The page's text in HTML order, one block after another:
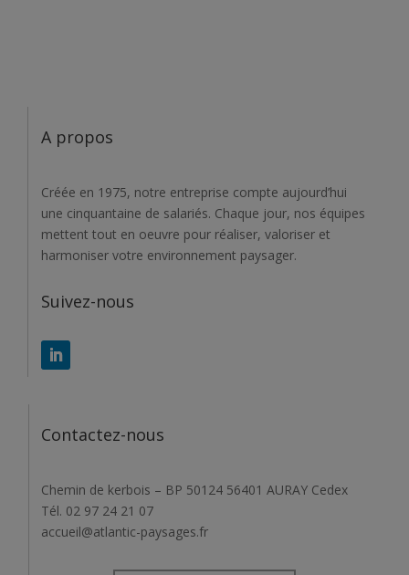
A propos
Créée en 1975, notre entreprise compte aujourd’hui
une cinquantaine de salariés. Chaque jour, nos équipes
mettent tout en oeuvre pour réaliser, valoriser et
harmoniser votre environnement paysager.
Suivez-nous
Contactez-nous
Chemin de kerbois – BP 50124 56401 AURAY Cedex
Tél. 02 97 24 21 07
accueil@atlantic-paysages.fr